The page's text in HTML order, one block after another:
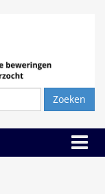
Zoeken
naar: